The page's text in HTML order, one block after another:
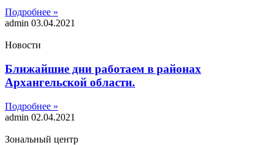
Подробнее »
admin 03.04.2021
Новости
Ближайшие дни работаем в районах
Архангельской области.
Подробнее »
admin 02.04.2021
Зональный центр